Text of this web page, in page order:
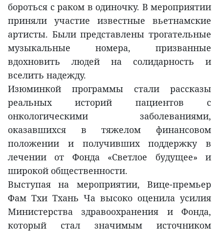
бороться с раком в одиночку. В мероприятии
приняли участие известные вьетнамские
артисты. Были представлены трогательные
музыкальные номера, призванные
вдохновить людей на солидарность и
вселить надежду.
Изюминкой программы стали рассказы
реальных историй пациентов с
онкологическими заболеваниями,
оказавшихся в тяжелом финансовом
положении и получивших поддержку в
лечении от Фонда «Светлое будущее» и
широкой общественности.
Выступая на мероприятии, Вице-премьер
Фам Тхи Тхань Ча высоко оценила усилия
Министерства здравоохранения и Фонда,
который стал значимым источником